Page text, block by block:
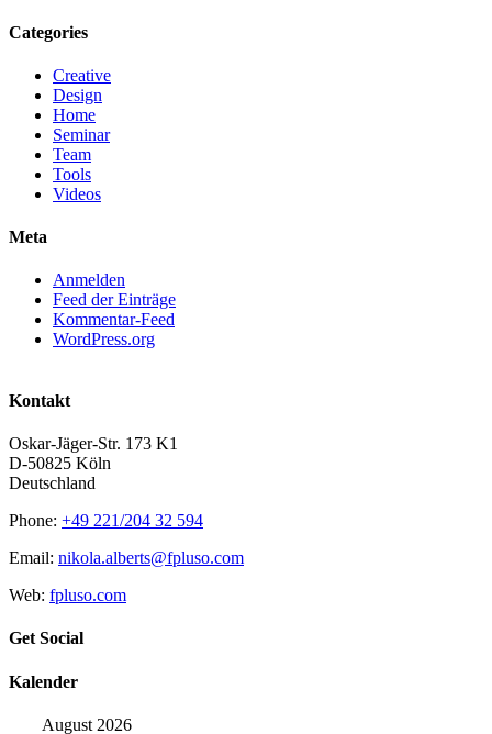
Categories
Creative
Design
Home
Seminar
Team
Tools
Videos
Meta
Anmelden
Feed der Einträge
Kommentar-Feed
WordPress.org
Kontakt
Oskar-Jäger-Str. 173 K1
D-50825 Köln
Deutschland
Phone: +49 221/204 32 594
Email: nikola.alberts@fpluso.com
Web: fpluso.com
Get Social
Kalender
August 2026